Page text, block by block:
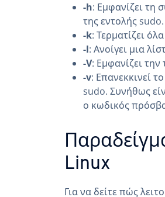
-h: Εμφανίζει τη
της εντολής sudo.
-k: Τερματίζει
-l: Ανοίγει μια
-V: Εμφανίζει
-v: Επανεκκινεί
sudo. Συνήθως
ο κωδικός
Linux
Για να δείτε πώς